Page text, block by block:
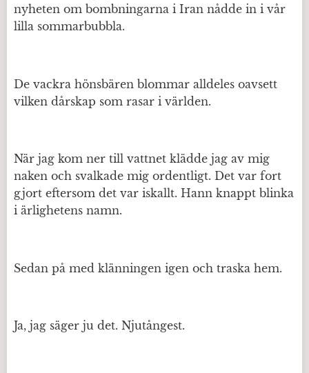
nyheten om bombningarna i Iran nådde in i vår
lilla sommarbubbla.
De vackra hönsbären blommar alldeles oavsett
vilken dårskap som rasar i världen.
När jag kom ner till vattnet klädde jag av mig
naken och svalkade mig ordentligt. Det var fort
gjort eftersom det var iskallt. Hann knappt blinka
i ärlighetens namn.
Sedan på med klänningen igen och traska hem.
Ja, jag säger ju det. Njutångest.